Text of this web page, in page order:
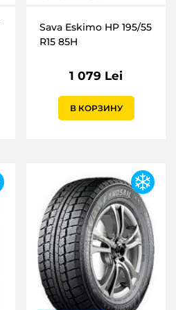
Sava Eskimo HP 195/55
R15 85H
1 079 Lei
В КОРЗИНУ